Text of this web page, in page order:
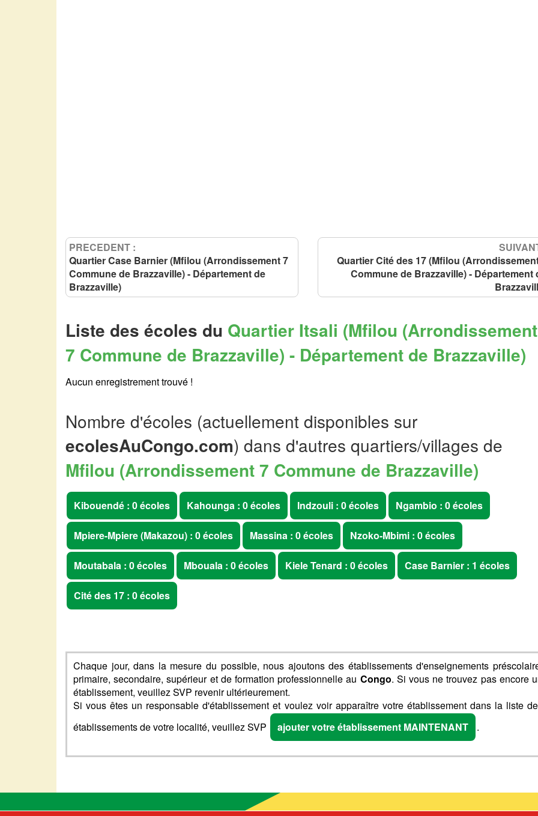
PRECEDENT :
Quartier Case Barnier (Mfilou (Arrondissement 7
Commune de Brazzaville) - Département de
Brazzaville)
Quartier Cité des 17 (Mfilou
Commune de Brazzaville) - Département
Liste des écoles du Quartier Itsali (Mfilou (Arrondissement
7 Commune de Brazzaville) - Département de Brazzaville)
Aucun enregistrement trouvé !
Nombre d'écoles (actuellement disponibles sur
ecolesAuCongo.com) dans d'autres quartiers/villages de
Mfilou (Arrondissement 7 Commune de Brazzaville)
Kibouendé : 0 écoles Kahounga : 0 écoles Indzouli : 0 écoles Ngambio : 0 écoles
Mpiere-Mpiere (Makazou) : 0 écoles Massina : 0 écoles Nzoko-Mbimi : 0 écoles
Moutabala : 0 écoles Mbouala : 0 écoles Kiele Tenard : 0 écoles Case Barnier : 1 écoles
Cité des 17 : 0 écoles
Chaque jour, dans la mesure du possible, nous ajoutons des établissements d'enseignements
primaire, secondaire, supérieur et de formation professionnelle au Congo. Si vous ne trouvez pas encore
établissement, veuillez SVP revenir ultérieurement.
Si vous êtes un responsable d'établissement et voulez voir apparaître votre établissement dans la liste
établissements de votre localité, veuillez SVP
ajouter votre établissement MAINTENANT .